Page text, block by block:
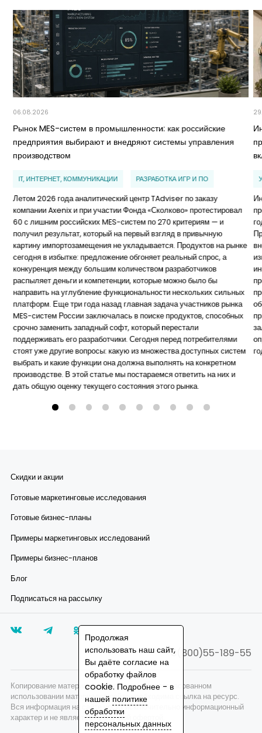
06.08.2026
Рынок MES-систем в промышленности: как российские
предприятия выбирают и внедряют системы управления
производством
IT, ИНТЕРНЕТ, КОММУНИКАЦИИ РАЗРАБОТКА ИГР И ПО
Летом 2026 года аналитический центр TAdviser по заказу
компании Axenix и при участии Фонда «Сколково» протестировал
60 с лишним российских MES-систем по 270 критериям — и
получил результат, который на первый взгляд в привычную
картину импортозамещения не укладывается. Продуктов на рынке
сегодня в избытке: предложение обгоняет реальный спрос, а
конкуренция между большим количеством разработчиков
распыляет деньги и компетенции, которые можно было бы
направить на углубление функциональности нескольких сильных
платформ. Еще три года назад главная задача участников рынка
MES-систем России заключалась в поиске продуктов, способных
срочно заменить западный софт, который перестали
поддерживать его разработчики. Сегодня перед потребителями
стоят уже другие вопросы: какую из множества доступных систем
выбрать и какие функции она должна выполнять на конкретном
производстве. В этой статье мы постараемся ответить на них и
дать общую оценку текущего состояния этого рынка.
Скидки и акции
Готовые маркетинговые исследования
Готовые бизнес-планы
Примеры маркетинговых исследований
Примеры бизнес-планов
Блог
Подписаться на рассылку
8(800)55-189-55
Копирование материалов запрещено, при согласованном
использовании материалов сайта необходима ссылка на ресурс.
Вся информация на сайте носит исключительно информационный
характер и не является публичной офертой.
Продолжая
использовать наш сайт,
Вы даёте согласие на
обработку файлов
cookie. Подробнее - в
нашей политике
обработки
персональных данных